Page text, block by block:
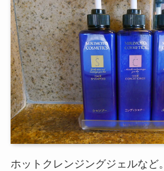
ホットクレンジングジェルなど。